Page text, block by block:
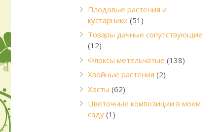
Плодовые растения и
кустарники (51)
Товары дачные сопутствующие
(12)
Флоксы метельчатые (138)
Хвойные растения (2)
Хосты (62)
Цветочные композиции в моем
саду (1)